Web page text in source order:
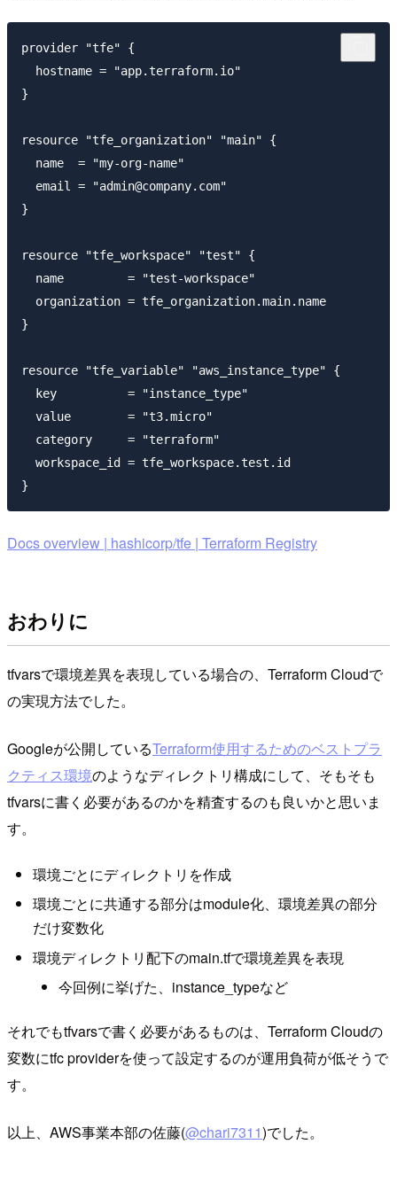
provider "tfe" {
  hostname = "app.terraform.io"
}
resource "tfe_organization" "main" {
  name  = "my-org-name"
  email = "admin@company.com"
}
resource "tfe_workspace" "test" {
  name         = "test-workspace"
  organization = tfe_organization.main.name
}
resource "tfe_variable" "aws_instance_type" {
  key          = "instance_type"
  value        = "t3.micro"
  category     = "terraform"
  workspace_id = tfe_workspace.test.id
Docs overview | hashicorp/tfe | Terraform Registry
おわりに
tfvarsで環境差異を表現している場合の、Terraform Cloudで
の実現方法でした。
Googleが公開しているTerraform使用するためのベストプラ
クティス環境のようなディレクトリ構成にして、そもそも
tfvarsに書く必要があるのかを精査するのも良いかと思いま
す。
環境ごとにディレクトリを作成
環境ごとに共通する部分はmodule化、環境差異の部分
だけ変数化
環境ディレクトリ配下のmain.tfで環境差異を表現
今回例に挙げた、instance_typeなど
それでもtfvarsで書く必要があるものは、Terraform Cloudの
変数にtfc providerを使って設定するのが運用負荷が低そうで
す。
以上、AWS事業本部の佐藤(@chari7311)でした。